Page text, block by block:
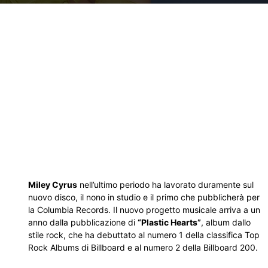
Miley Cyrus nell’ultimo periodo ha lavorato duramente sul
nuovo disco, il nono in studio e il primo che pubblicherà per
la Columbia Records. Il nuovo progetto musicale arriva a un
anno dalla pubblicazione di “Plastic Hearts”, album dallo
stile rock, che ha debuttato al numero 1 della classifica Top
Rock Albums di Billboard e al numero 2 della Billboard 200.